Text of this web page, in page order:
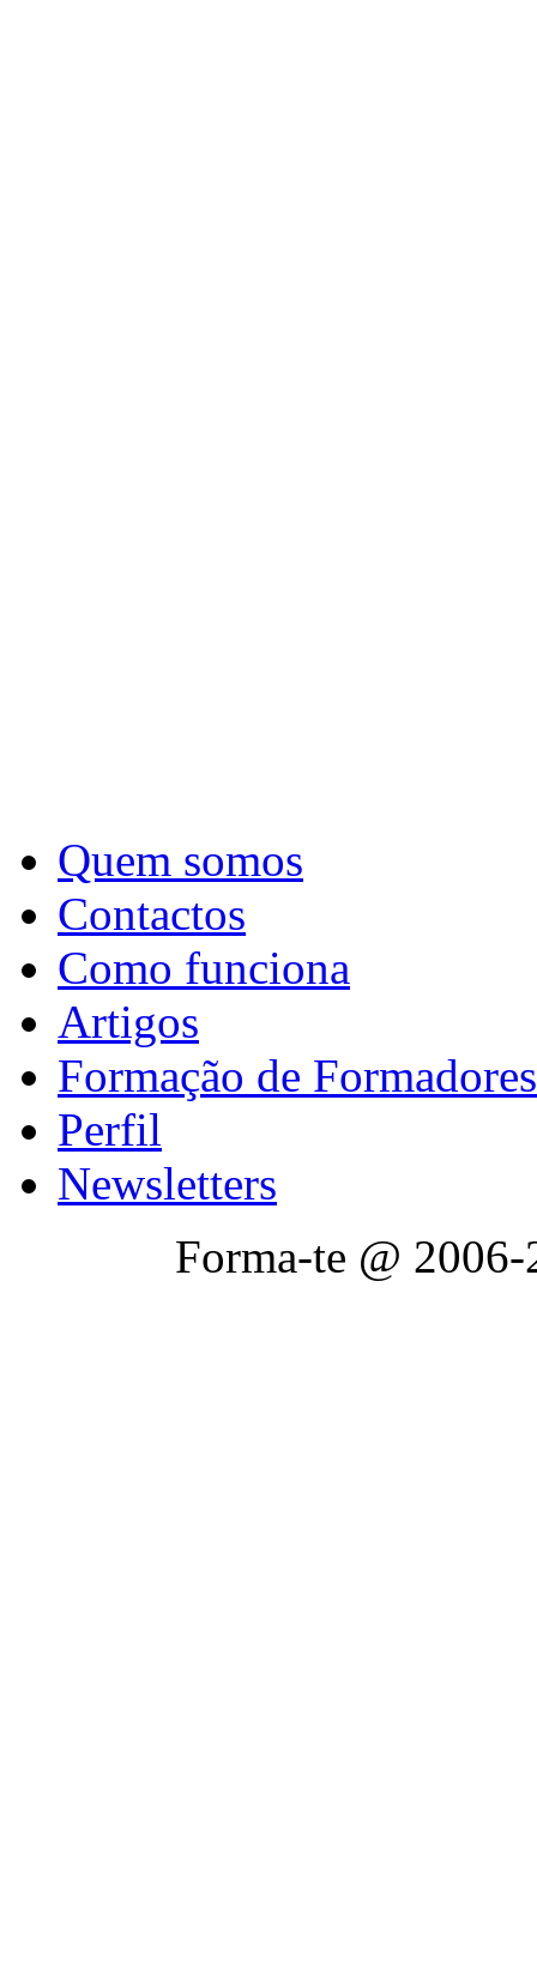
Quem somos
Contactos
Como funciona
Artigos
Formação de Formadores
Perfil
Newsletters
Forma-te @